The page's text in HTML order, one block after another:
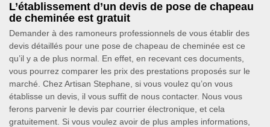
L’établissement d’un devis de pose de chapeau
de cheminée est gratuit
Demander à des ramoneurs professionnels de vous établir des
devis détaillés pour une pose de chapeau de cheminée est ce
qu’il y a de plus normal. En effet, en recevant ces documents,
vous pourrez comparer les prix des prestations proposés sur le
marché. Chez Artisan Stephane, si vous voulez qu’on vous
établisse un devis, il vous suffit de nous contacter. Nous vous
ferons parvenir le devis par courrier électronique, et cela
gratuitement. Si vous voulez avoir de plus amples informations,